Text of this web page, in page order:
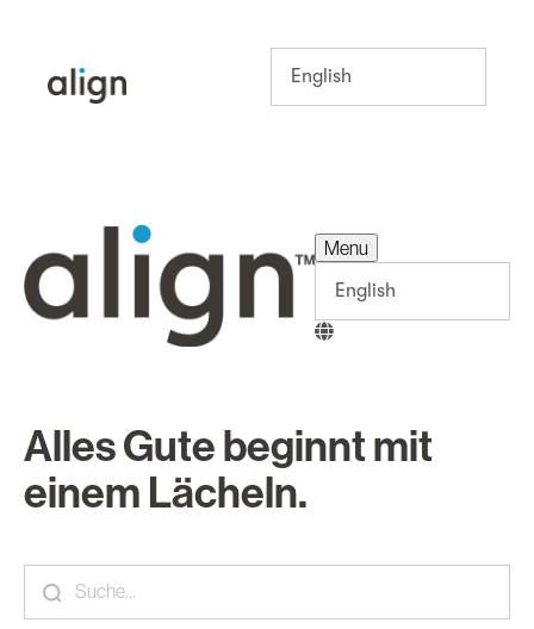
Menu
Alles Gute beginnt mit
einem Lächeln.